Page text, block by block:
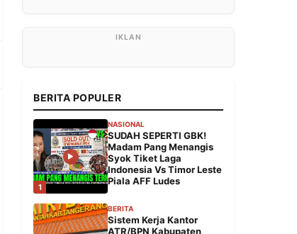
BERITA POPULER
1
NASIONAL
SUDAH SEPERTI GBK!
Madam Pang Menangis
Syok Tiket Laga
Indonesia Vs Timor Leste
Piala AFF Ludes
BERITA
Sistem Kerja Kantor
ATR/BPN Kabupaten